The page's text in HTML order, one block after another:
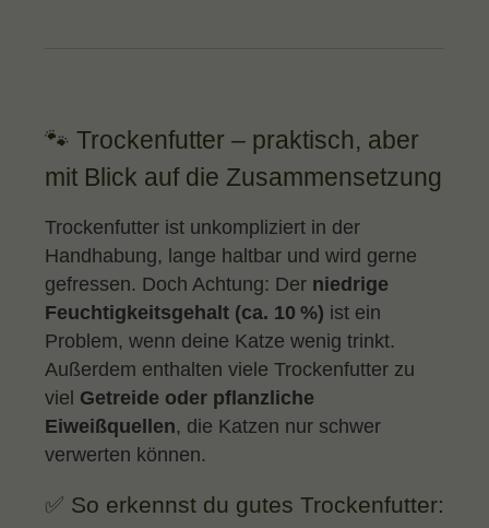
🐾 Trockenfutter – praktisch, aber
mit Blick auf die Zusammensetzung
Trockenfutter ist unkompliziert in der
Handhabung, lange haltbar und wird gerne
gefressen. Doch Achtung: Der niedrige
Feuchtigkeitsgehalt (ca. 10 %) ist ein
Problem, wenn deine Katze wenig trinkt.
Außerdem enthalten viele Trockenfutter zu
viel Getreide oder pflanzliche
Eiweißquellen, die Katzen nur schwer
verwerten können.
✅ So erkennst du gutes Trockenfutter: